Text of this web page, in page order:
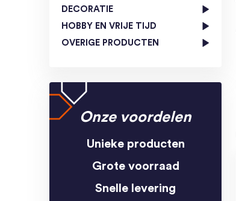
DECORATIE
HOBBY EN VRIJE TIJD
OVERIGE PRODUCTEN
Onze voordelen
Unieke producten
Grote voorraad
Snelle levering